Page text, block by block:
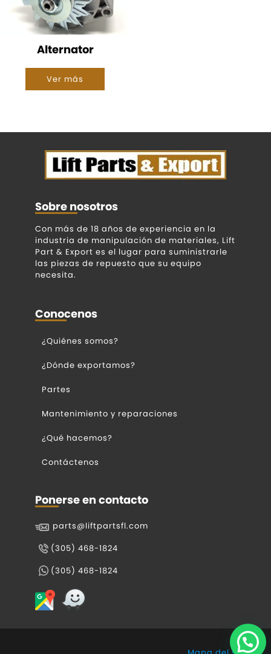
Alternator
Ver más
Sobre nosotros
Con más de 18 años de experiencia en la
industria de manipulación de materiales, Lift
Part & Export es el lugar para suministrarle
las piezas de repuesto que su equipo
necesita.
Conocenos
¿Quiénes somos?
¿Dónde exportamos?
Partes
Mantenimiento y reparaciones
¿Qué hacemos?
Contáctenos
Ponerse en contacto
parts@liftpartsfl.com
(305) 468-1824
(305) 468-1824